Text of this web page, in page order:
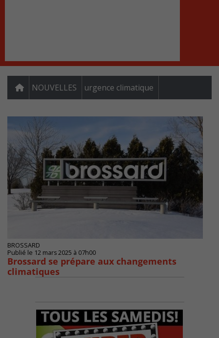
NOUVELLES urgence climatique
BROSSARD
Publié le 12 mars 2025 à 07h00
Brossard se prépare aux changements
climatiques